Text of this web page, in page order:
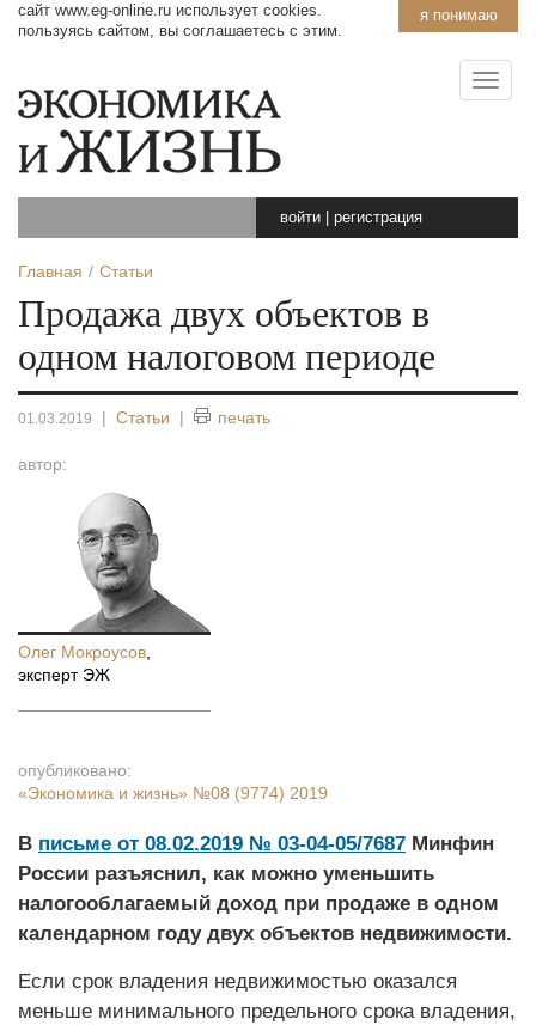
я понимаю
сайт www.eg-online.ru использует cookies.
пользуясь сайтом, вы соглашаетесь с этим.
войти регистрация
Главная Статьи
Продажа двух объектов в
одном налоговом периоде
01.03.2019 | Статьи | печать
автор:
Олег Мокроусов
эксперт ЭЖ
опубликовано:
«Экономика и жизнь» №08 (9774) 2019
В письме от 08.02.2019 № 03-04-05/7687 Минфин
России разъяснил, как можно уменьшить
налогооблагаемый доход при продаже в одном
календарном году двух объектов недвижимости.
Если срок владения недвижимостью оказался
меньше минимального предельного срока владения,